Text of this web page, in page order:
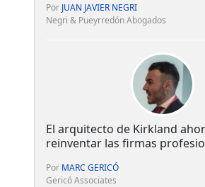
Por JUAN JAVIER NEGRI
Negri & Pueyrredón Abogados
El arquitecto de Kirkland
reinventar las firmas
Por MARC GERICÓ
Gericó Associates